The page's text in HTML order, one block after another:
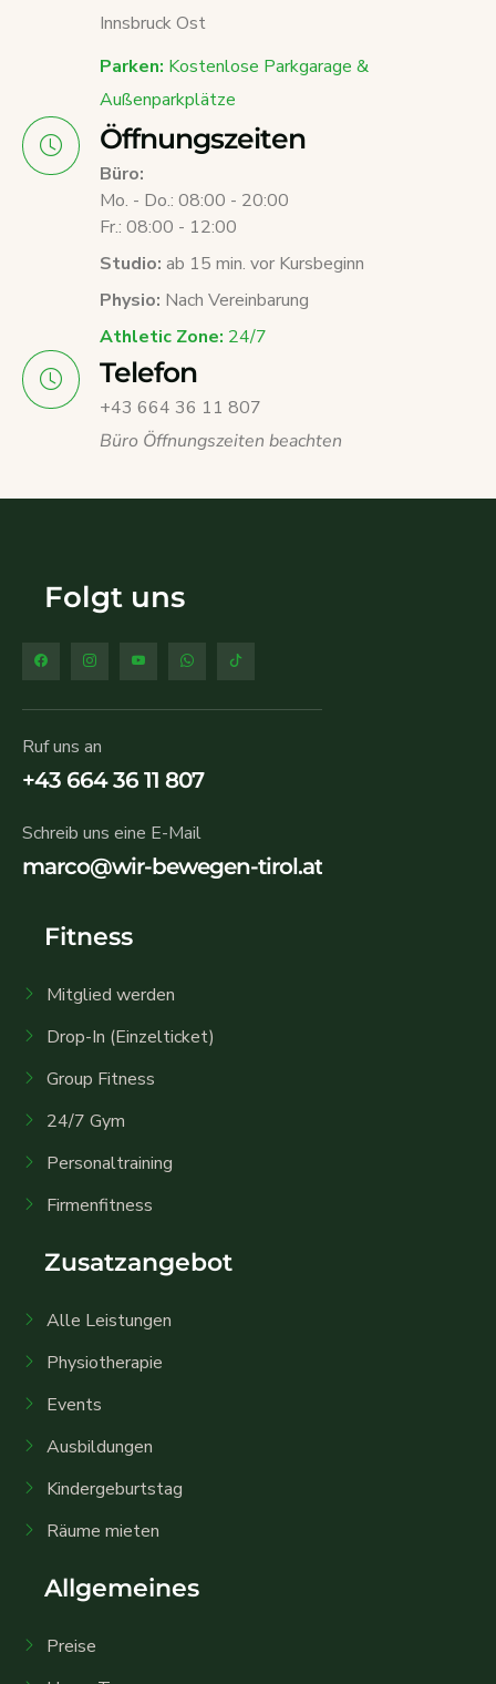
Innsbruck Ost
Parken: Kostenlose Parkgarage &
Außenparkplätze
Öffnungszeiten
Büro:
Mo. - Do.: 08:00 - 20:00
Fr.: 08:00 - 12:00
Studio: ab 15 min. vor Kursbeginn
Physio: Nach Vereinbarung
Athletic Zone: 24/7
Telefon
+43 664 36 11 807
Büro Öffnungszeiten beachten
Folgt uns
Ruf uns an
+43 664 36 11 807
Schreib uns eine E-Mail
marco@wir-bewegen-tirol.at
Fitness
Mitglied werden
Drop-In (Einzelticket)
Group Fitness
24/7 Gym
Personaltraining
Firmenfitness
Zusatzangebot
Alle Leistungen
Physiotherapie
Events
Ausbildungen
Kindergeburtstag
Räume mieten
Allgemeines
Preise